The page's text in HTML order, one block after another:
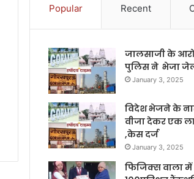
Popular Recent
जालसाजी के
पुलिस ने भेजा
January 3, 2025
विदेश भेजने के
वीजा देकर एक
,केस दर्ज
January 3, 2025
फिजिक्स वाला में